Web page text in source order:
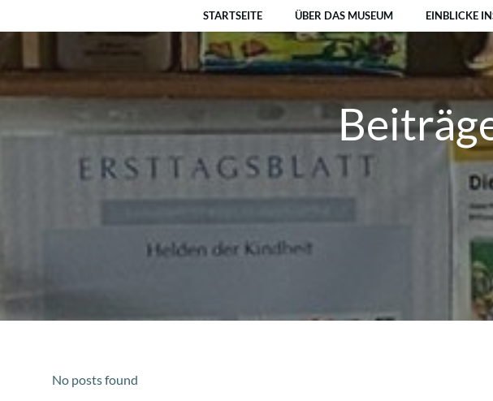
Inhalt
STARTSEITE ÜBER DAS MUSEUM EINBLICKE
No posts found